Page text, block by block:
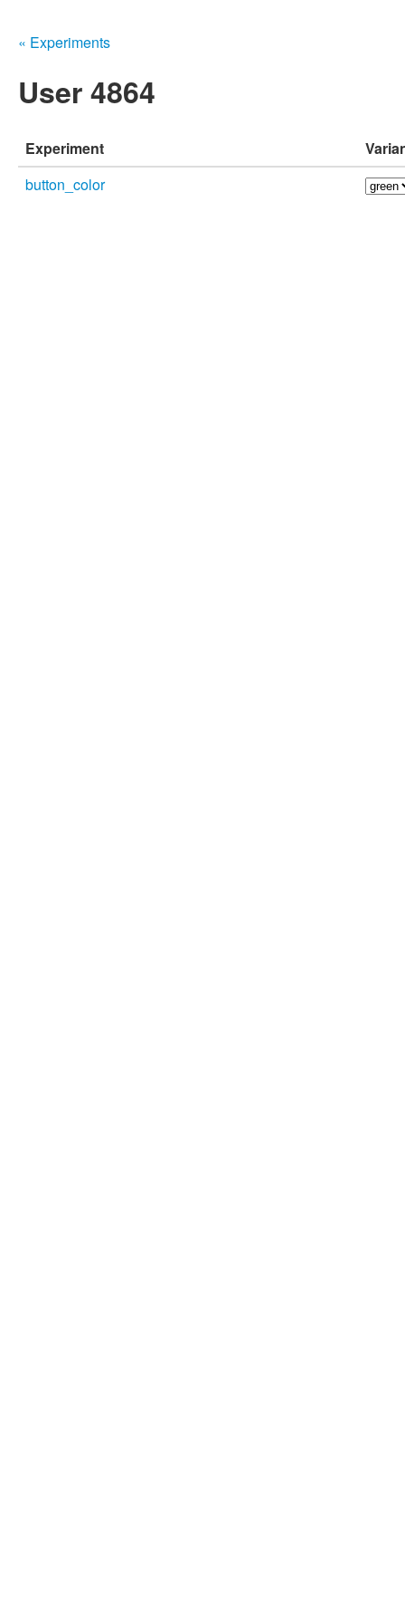
« Experiments
User 4864
Experiment
button_color